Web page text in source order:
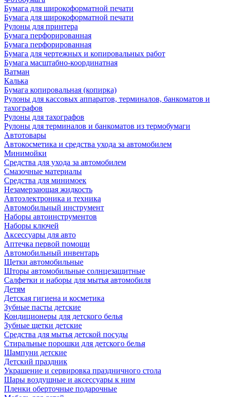
Бумага для широкоформатной печати
Бумага для широкоформатной печати
Рулоны для принтера
Бумага перфорированная
Бумага перфорированная
Бумага для чертежных и копировальных работ
Бумага масштабно-координатная
Ватман
Калька
Бумага копировальная (копирка)
Рулоны для кассовых аппаратов, терминалов, банкоматов и
тахографов
Рулоны для тахографов
Рулоны для терминалов и банкоматов из термобумаги
Автотовары
Автокосметика и средства ухода за автомобилем
Минимойки
Средства для ухода за автомобилем
Смазочные материалы
Средства для минимоек
Незамерзающая жидкость
Автоэлектроника и техника
Автомобильный инструмент
Наборы автоинструментов
Наборы ключей
Аксессуары для авто
Аптечка первой помощи
Автомобильный инвентарь
Щетки автомобильные
Шторы автомобильные солнцезащитные
Салфетки и наборы для мытья автомобиля
Детям
Детская гигиена и косметика
Зубные пасты детские
Кондиционеры для детского белья
Зубные щетки детские
Средства для мытья детской посуды
Стиральные порошки для детского белья
Шампуни детские
Детский праздник
Украшение и сервировка праздничного стола
Шары воздушные и аксессуары к ним
Пленки оберточные подарочные